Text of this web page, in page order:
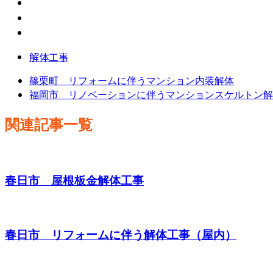
解体工事
篠栗町 リフォームに伴うマンション内装解体
福岡市 リノベーションに伴うマンションスケルトン
関連記事一覧
春日市 屋根板金解体工事
春日市 リフォームに伴う解体工事（屋内）